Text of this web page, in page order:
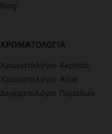
Blog
ΧΡΩΜΑΤΟΛΟΓΙΑ
Χρωματολόγιο Ακρίτας
Χρωματολόγιο Aline
Δειγματολόγιο Πόμολων